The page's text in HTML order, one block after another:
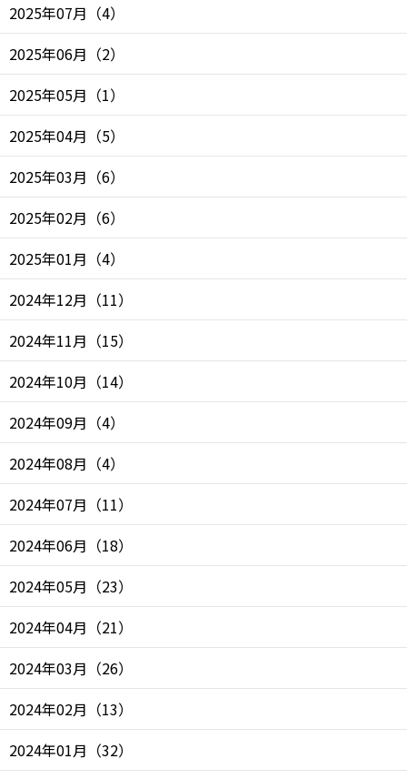
2025年07月 （4）
2025年06月 （2）
2025年05月 （1）
2025年04月 （5）
2025年03月 （6）
2025年02月 （6）
2025年01月 （4）
2024年12月 （11）
2024年11月 （15）
2024年10月 （14）
2024年09月 （4）
2024年08月 （4）
2024年07月 （11）
2024年06月 （18）
2024年05月 （23）
2024年04月 （21）
2024年03月 （26）
2024年02月 （13）
2024年01月 （32）